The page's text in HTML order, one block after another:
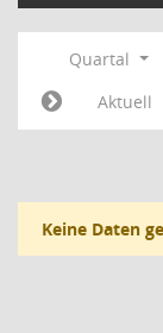
Quartal
Aktuell
Keine Daten